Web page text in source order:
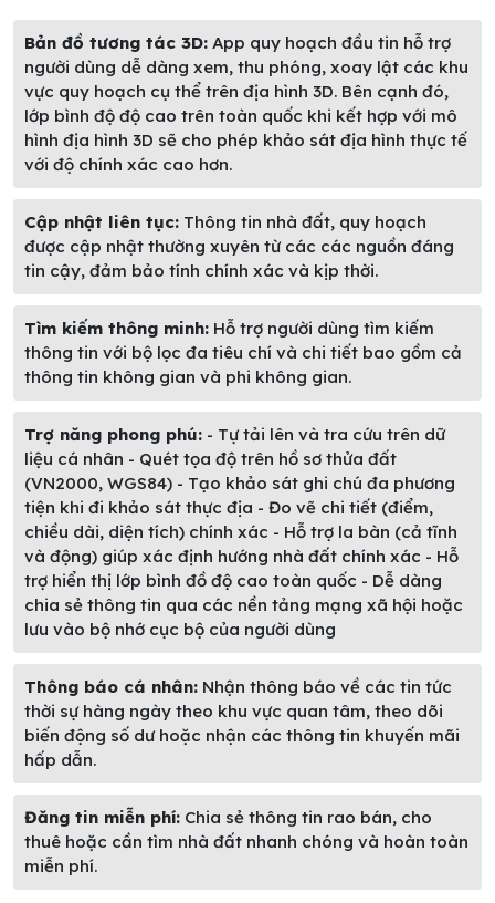
Bản đồ tương tác 3D: App quy hoạch đầu tin hỗ trợ
người dùng dễ dàng xem, thu phóng, xoay lật các khu
vực quy hoạch cụ thể trên địa hình 3D. Bên cạnh đó,
lớp bình độ độ cao trên toàn quốc khi kết hợp với mô
hình địa hình 3D sẽ cho phép khảo sát địa hình thực tế
với độ chính xác cao hơn.
Cập nhật liên tục: Thông tin nhà đất, quy hoạch
được cập nhật thường xuyên từ các các nguồn đáng
tin cậy, đảm bảo tính chính xác và kịp thời.
Tìm kiếm thông minh: Hỗ trợ người dùng tìm kiếm
thông tin với bộ lọc đa tiêu chí và chi tiết bao gồm cả
thông tin không gian và phi không gian.
Trợ năng phong phú: - Tự tải lên và tra cứu trên dữ
liệu cá nhân - Quét tọa độ trên hồ sơ thửa đất
(VN2000, WGS84) - Tạo khảo sát ghi chú đa phương
tiện khi đi khảo sát thực địa - Đo vẽ chi tiết (điểm,
chiều dài, diện tích) chính xác - Hỗ trợ la bàn (cả tĩnh
và động) giúp xác định hướng nhà đất chính xác - Hỗ
trợ hiển thị lớp bình đồ độ cao toàn quốc - Dễ dàng
chia sẻ thông tin qua các nền tảng mạng xã hội hoặc
lưu vào bộ nhớ cục bộ của người dùng
Thông báo cá nhân: Nhận thông báo về các tin tức
thời sự hàng ngày theo khu vực quan tâm, theo dõi
biến động số dư hoặc nhận các thông tin khuyến mãi
hấp dẫn.
Đăng tin miễn phí: Chia sẻ thông tin rao bán, cho
thuê hoặc cần tìm nhà đất nhanh chóng và hoàn toàn
miễn phí.